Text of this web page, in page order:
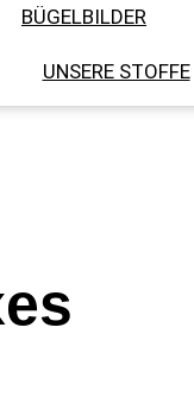
BÜGELBILDER
UNSERE STOFFE